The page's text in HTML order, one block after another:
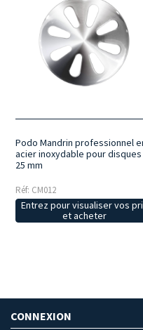
Podo Mandrin professionnel
acier inoxydable pour disques
25 mm
Réf: CM012
Entrez pour visualiser vos
et acheter
CONNEXION